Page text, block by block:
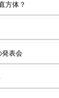
方体？
表会